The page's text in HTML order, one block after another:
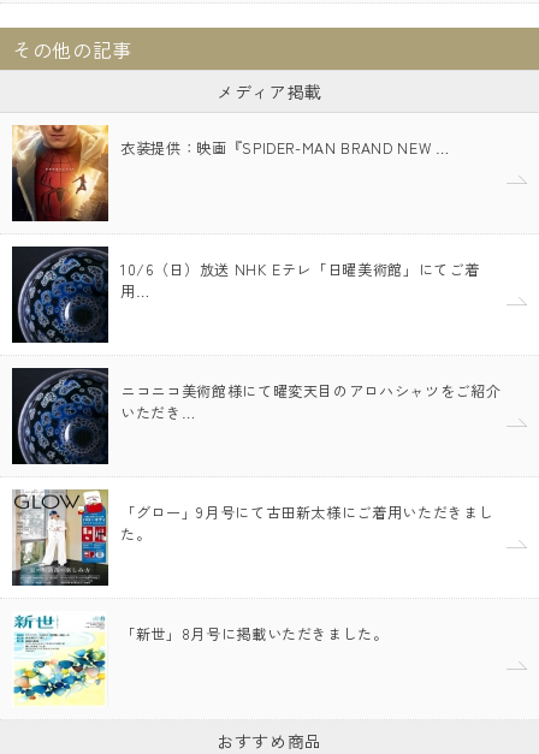
その他の記事
メディア掲載
衣装提供：映画『SPIDER-MAN BRAND NEW …
10/6（日）放送 NHK Eテレ「日曜美術館」にてご着
用…
ニコニコ美術館様にて曜変天目のアロハシャツをご紹介
いただき…
「グロー」9月号にて古田新太様にご着用いただきまし
た。
「新世」8月号に掲載いただきました。
おすすめ商品